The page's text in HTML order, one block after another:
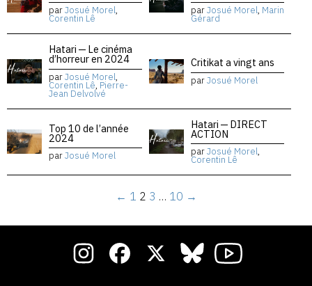
parJosué Morel,
Corentin Lê
parJosué Morel, Marin
Gérard
Hatari — Le cinéma
d’horreur en 2024
parJosué Morel,
Corentin Lê, Pierre-
Jean Delvolvé
Critikat a vingt ans
parJosué Morel
Top 10 de l’année
2024
parJosué Morel
Hatari — DIRECT
ACTION
parJosué Morel,
Corentin Lê
← 1 2 3 … 10 →